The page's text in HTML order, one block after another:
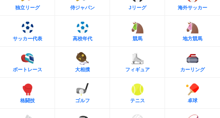
独立リーグ 侍ジャパン Jリーグ 海外サッカー
サッカー代表 高校年代 競馬 地方競馬
ボートレース 大相撲 フィギュア カーリング
格闘技 ゴルフ テニス 卓球